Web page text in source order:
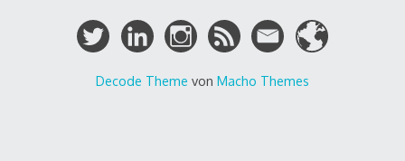
Decode Theme von Macho Themes